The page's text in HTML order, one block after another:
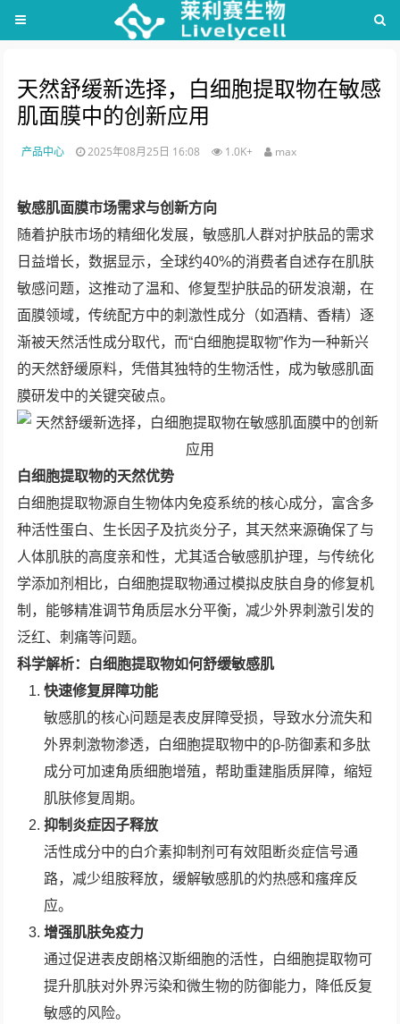
天然舒缓新选择，白细胞提取物在敏感
肌面膜中的创新应用
产品中心 2025年08月25日 16:08 1.0K+ max
敏感肌面膜市场需求与创新方向
随着护肤市场的精细化发展，敏感肌人群对护肤品的需求
日益增长，数据显示，全球约40%的消费者自述存在肌肤
敏感问题，这推动了温和、修复型护肤品的研发浪潮，在
面膜领域，传统配方中的刺激性成分（如酒精、香精）逐
渐被天然活性成分取代，而“白细胞提取物”作为一种新兴
的天然舒缓原料，凭借其独特的生物活性，成为敏感肌面
膜研发中的关键突破点。
白细胞提取物的天然优势
白细胞提取物源自生物体内免疫系统的核心成分，富含多
种活性蛋白、生长因子及抗炎分子，其天然来源确保了与
人体肌肤的高度亲和性，尤其适合敏感肌护理，与传统化
学添加剂相比，白细胞提取物通过模拟皮肤自身的修复机
制，能够精准调节角质层水分平衡，减少外界刺激引发的
泛红、刺痛等问题。
科学解析：白细胞提取物如何舒缓敏感肌
快速修复屏障功能
敏感肌的核心问题是表皮屏障受损，导致水分流失和
外界刺激物渗透，白细胞提取物中的β-防御素和多肽
成分可加速角质细胞增殖，帮助重建脂质屏障，缩短
肌肤修复周期。
抑制炎症因子释放
活性成分中的白介素抑制剂可有效阻断炎症信号通
路，减少组胺释放，缓解敏感肌的灼热感和瘙痒反
应。
增强肌肤免疫力
通过促进表皮朗格汉斯细胞的活性，白细胞提取物可
提升肌肤对外界污染和微生物的防御能力，降低反复
敏感的风险。